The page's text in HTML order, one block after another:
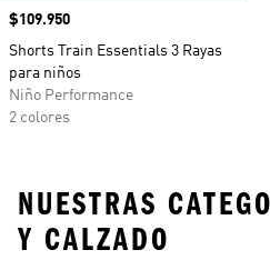
Precio
$109.950
Shorts Train Essentials 3 Rayas
para niños
Niño Performance
2 colores
NUESTRAS
Y CALZADO